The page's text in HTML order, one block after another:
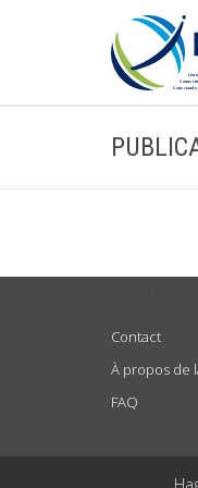
Contact
À propos de
FAQ